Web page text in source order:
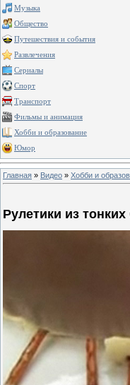
Музыка
Общество
Путешествия и события
Развлечения
Сериалы
Спорт
Транспорт
Фильмы и анимация
Хобби и образование
Юмор
Главная » Видео » Хобби и
Рулетики из